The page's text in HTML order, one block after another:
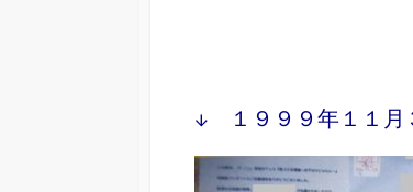
↓ １９９９年１１